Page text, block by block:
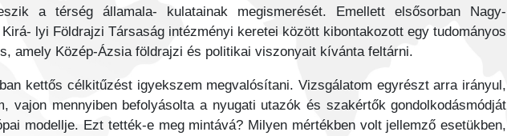
a térség államala- kulatainak megismerését. Emellett elsősorban Nagy-
lyi Földrajzi Társaság intézményi keretei között kibontakozott egy tudományos
amely Közép-Ázsia földrajzi és politikai viszonyait kívánta feltárni.
kettős célkitűzést igyekszem megvalósítani. Vizsgálatom egyrészt arra irányul,
vajon mennyiben befolyásolta a nyugati utazók és szakértők gondolkodásmódját
modellje. Ezt tették-e meg mintává? Milyen mértékben volt jellemző esetükben,